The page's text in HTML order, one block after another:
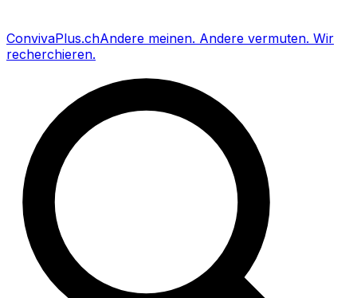
ConvivaPlus.chAndere meinen. Andere vermuten. Wir
recherchieren.